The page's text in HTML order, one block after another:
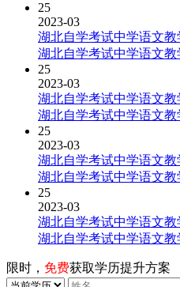
25
2023-03
湖北自学考试中学语文
湖北自学考试中学语文
25
2023-03
湖北自学考试中学语文
湖北自学考试中学语文
25
2023-03
湖北自学考试中学语文
湖北自学考试中学语文
25
2023-03
湖北自学考试中学语文
湖北自学考试中学语文
限时， 免费获取学历提升方案